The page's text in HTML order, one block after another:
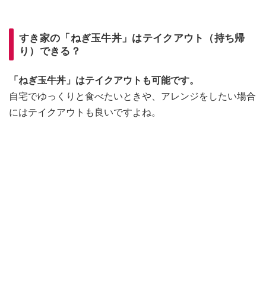
すき家の「ねぎ玉牛丼」はテイクアウト（持ち帰
り）できる？
「ねぎ玉牛丼」はテイクアウトも可能です。
自宅でゆっくりと食べたいときや、アレンジをしたい場合
にはテイクアウトも良いですよね。